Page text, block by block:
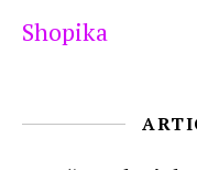
Shopika